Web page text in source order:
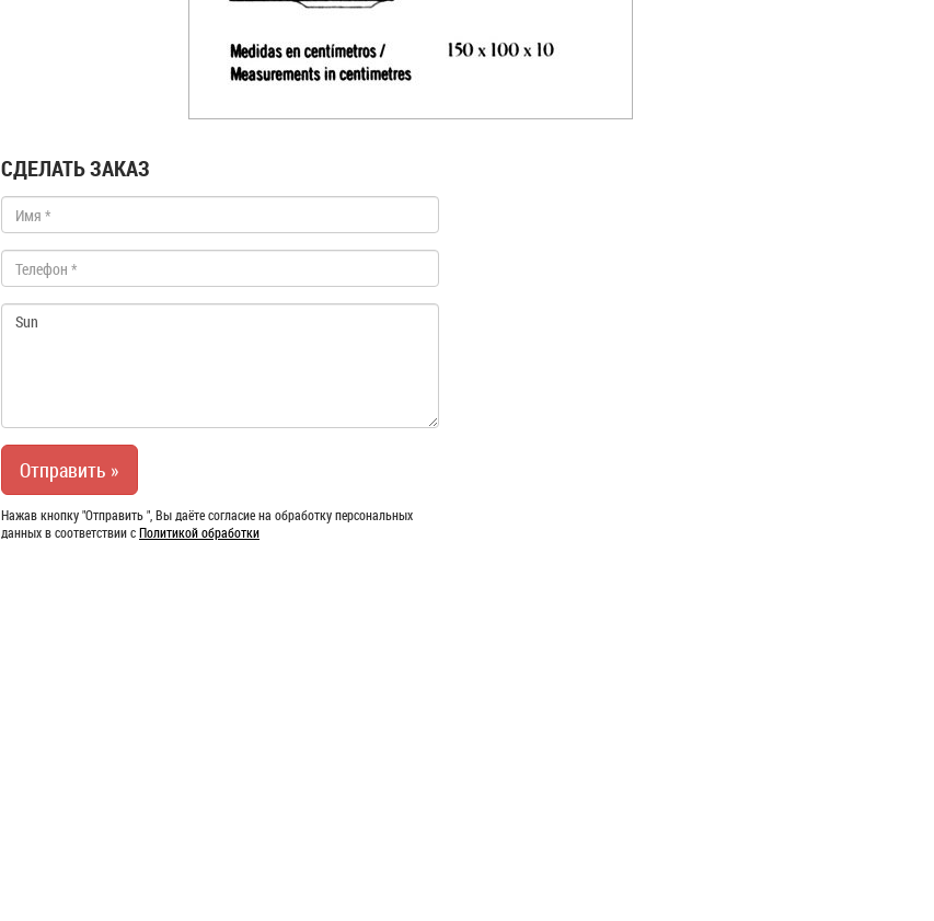
СДЕЛАТЬ ЗАКАЗ
Нажав кнопку "Отправить ", Вы даёте согласие на обработку персональных
данных в соответствии сПолитикой обработки